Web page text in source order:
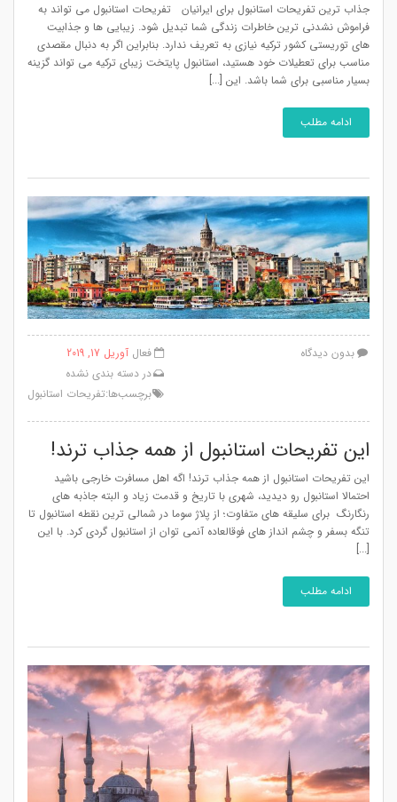
جذاب ترین تفریحات استانبول برای ایرانیان تفریحات استانبول می تواند به
فراموش نشدنی ترین خاطرات زندگی شما تبدیل شود. زیبایی ها و جذابیت
های توریستی کشور ترکیه نیازی به تعریف ندارد. بنابراین اگر به دنبال مقصدی
مناسب برای تعطیلات خود هستید، استانبول پایتخت زیبای ترکیه می تواند گزینه
بسیار مناسبی برای شما باشد. این [...]
ادامه مطلب
فعال آوریل 17, 2019
در دسته بندی نشده
برچسب‌ها:تفریحات استانبول
بدون دیدگاه
این تفریحات استانبول از همه جذاب ترند!
این تفریحات استانبول از همه جذاب ترند! اگه اهل مسافرت خارجی باشید
احتمالا استانبول رو دیدید، شهری با تاریخ و قدمت زیاد و البته جاذبه های
رنگارنگ برای سلیقه های متفاوت؛ از پلاژ سوما در شمالی ترین نقطه استانبول تا
تنگه بسفر و چشم انداز های فوقالعاده آنمی توان از استانبول گردی کرد. با این
[...]
ادامه مطلب